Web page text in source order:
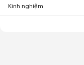
Kinh nghiệm